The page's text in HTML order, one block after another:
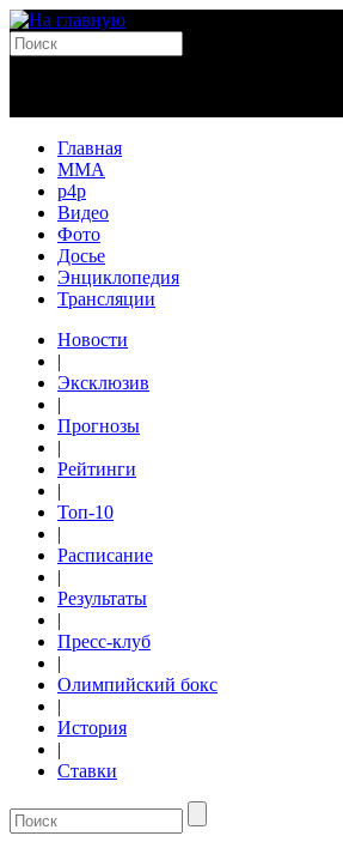
Главная
MMA
p4p
Видео
Фото
Досье
Энциклопедия
Трансляции
Новости
|
Эксклюзив
|
Прогнозы
|
Рейтинги
|
Топ-10
|
Расписание
|
Результаты
|
Пресс-клуб
|
Олимпийский бокс
|
История
|
Ставки